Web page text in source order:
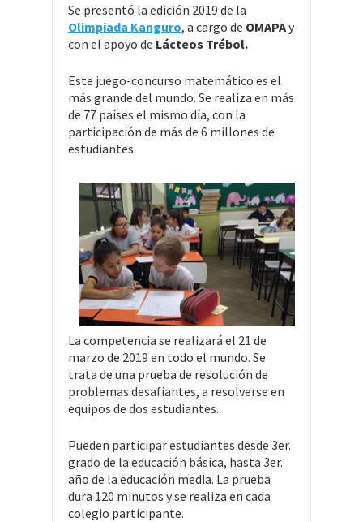
Se presentó la edición 2019 de la
Olimpiada Kanguro, a cargo de OMAPAy
con el apoyo de Lácteos Trébol.
Este juego-concurso matemático es el
más grande del mundo. Se realiza en más
de 77 países el mismo día, con la
participación de más de 6 millones de
estudiantes.
La competencia se realizará el 21 de
marzo de 2019 en todo el mundo. Se
trata de una prueba de resolución de
problemas desafiantes, a resolverse en
equipos de dos estudiantes.
Pueden participar estudiantes desde 3er.
grado de la educación básica, hasta 3er.
año de la educación media. La prueba
dura 120 minutos y se realiza en cada
colegio participante.